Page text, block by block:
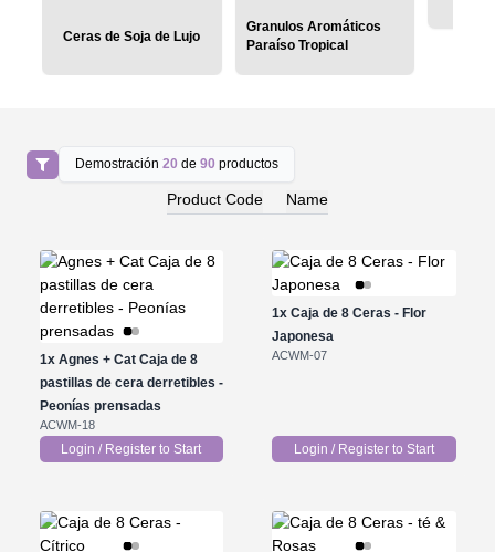
Ceras de Soja de Lujo
Granulos Aromáticos
Paraíso Tropical
Demostración20 de90 productos
Product Code Name
1xAgnes + Cat Caja de 8
pastillas de cera derretibles -
Peonías prensadas
ACWM-18
Login / Register to Start
1x Caja de 8 Ceras - Flor
Japonesa
ACWM-07
Login / Register to Start